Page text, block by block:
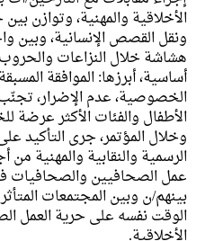
الأخلاقية والمهنية، وتوازن
ونقل القصص الإنسانية، وبين
هشاشة خلال النزاعات
أساسية، أبرزها: الموافقة
الخصوصية، عدم الإضرار، تجنّب
الأطفال والفئات الأكثر عرضة
وخلال المؤتمر، جرى التأكيد
الرسمية والنقابية والمهنية
عمل الصحافيين والصحافيات
بينهم/ن وبين المجتمعات
الوقت نفسه على حرية العمل